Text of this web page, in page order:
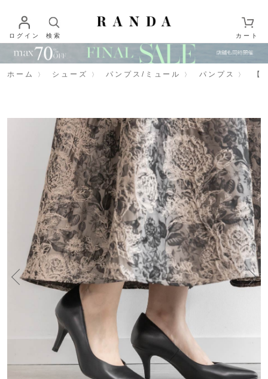
ログイン 検索 カート
ホーム シューズ パンプス/ミュール パンプス 【